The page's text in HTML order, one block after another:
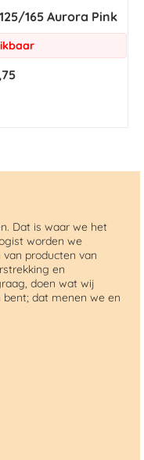
165 Aurora Pink
Dat is waar we het
worden we
producten van
en
doen wat wij
dat menen we en